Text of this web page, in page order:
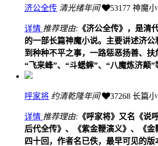
济公全传 清光绪年间 53177 神魔
详情 推荐理由: 《济公全传》，是清
的一部长篇神魔小说。主要讲述济公
到种种不平之事，一路惩恶扬善、扶
“飞来峰”、“斗蟋蟀”、“八魔炼济颠”
呼家将 约清乾隆年间 37268 长篇
详情 推荐理由: 《呼家将》又名《说
后代全传》、《紫金鞭演义》、《金
四十回，作者名已佚，最早可见的版